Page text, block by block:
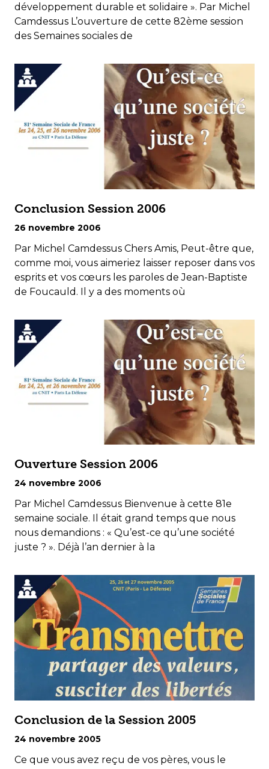
développement durable et solidaire ». Par Michel
Camdessus L’ouverture de cette 82ème session
des Semaines sociales de
Conclusion Session 2006
26 novembre 2006
Par Michel Camdessus Chers Amis, Peut-être que,
comme moi, vous aimeriez laisser reposer dans vos
esprits et vos cœurs les paroles de Jean-Baptiste
de Foucauld. Il y a des moments où
Ouverture Session 2006
24 novembre 2006
Par Michel Camdessus Bienvenue à cette 81e
semaine sociale. Il était grand temps que nous
nous demandions : « Qu’est-ce qu’une société
juste ? ». Déjà l’an dernier à la
Conclusion de la Session 2005
24 novembre 2005
Ce que vous avez reçu de vos pères, vous le